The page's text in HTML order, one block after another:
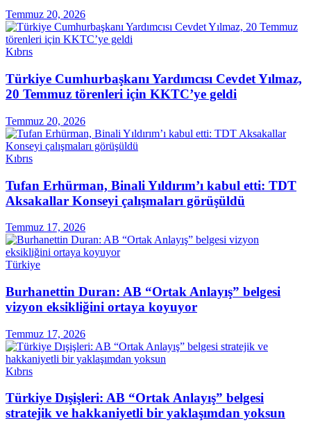
Temmuz 20, 2026
Kıbrıs
Türkiye Cumhurbaşkanı Yardımcısı Cevdet Yılmaz,
20 Temmuz törenleri için KKTC’ye geldi
Temmuz 20, 2026
Kıbrıs
Tufan Erhürman, Binali Yıldırım’ı kabul etti: TDT
Aksakallar Konseyi çalışmaları görüşüldü
Temmuz 17, 2026
Türkiye
Burhanettin Duran: AB “Ortak Anlayış” belgesi
vizyon eksikliğini ortaya koyuyor
Temmuz 17, 2026
Kıbrıs
Türkiye Dışişleri: AB “Ortak Anlayış” belgesi
stratejik ve hakkaniyetli bir yaklaşımdan yoksun